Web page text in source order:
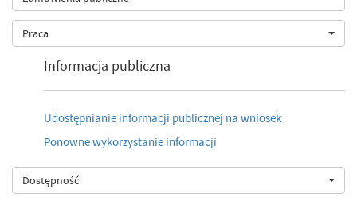
Praca
Informacja publiczna
Udostępnianie informacji publicznej na wniosek
Ponowne wykorzystanie informacji
Dostępność